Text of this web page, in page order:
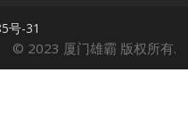
号-31
© 2023 厦门雄霸 版权所有.